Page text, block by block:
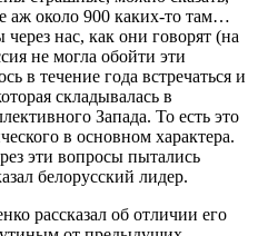
аж около 900 каких-то там…
нас, как они говорят (на
не могла обойти эти
в течение года встречаться и
складывалась в
Запада. То есть это
в основном характера.
эти вопросы пытались
белорусский лидер.